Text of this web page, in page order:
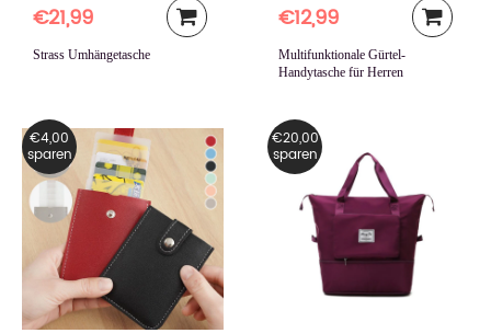
€21,99
Strass Umhängetasche
€12,99
Multifunktionale Gürtel-
Handytasche für Herren
€4,00
sparen
€20,00
sparen